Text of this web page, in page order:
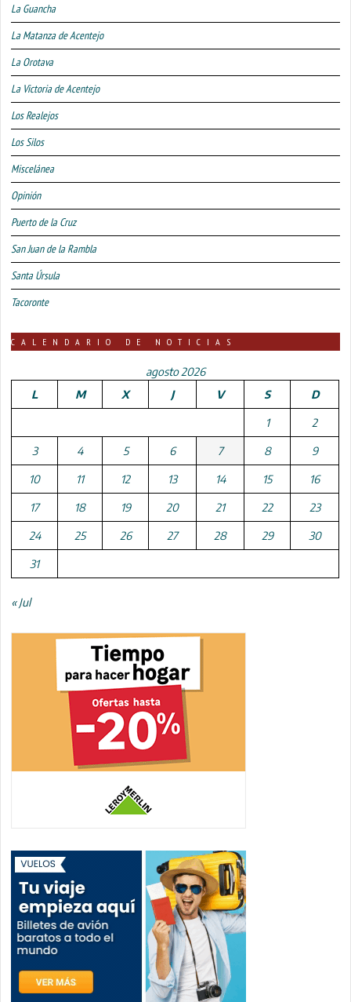
La Guancha
La Matanza de Acentejo
La Orotava
La Victoria de Acentejo
Los Realejos
Los Silos
Miscelánea
Opinión
Puerto de la Cruz
San Juan de la Rambla
Santa Úrsula
Tacoronte
CALENDARIO DE NOTICIAS
agosto 2026
L
M X J V S D
1 2
3 4 5 6 7 8 9
10 11 12 13 14 15 16
17 18 19 20 21 22 23
24 25 26 27 28 29 30
31
« Jul